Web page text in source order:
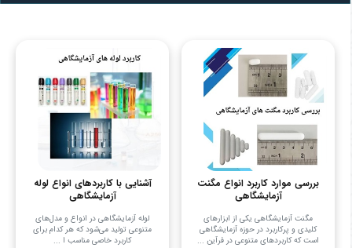
بررسی موارد کاربرد انواع مگنت
آزمایشگاهی
مگنت آزمایشگاهی یکی از ابزارهای
کلیدی و پرکاربرد در حوزه آزمایشگاهی
است که کاربردهای متنوعی در فرآین ...
آشنایی با کاربردهای انواع لوله
آزمایشگاهی
لوله آزمایشگاهی در انواع و مدل‌های
متنوعی تولید می‌شود که هر کدام برای
کاربرد خاصی مناسب ا ...